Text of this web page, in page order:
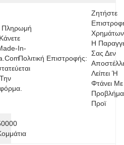
Πληρωμή
In-
Πολιτική Επιστροφής:
Ζητήστε
Η
Σας Δεν
Λείπει Ή
Φτάνει Με
Προϊ